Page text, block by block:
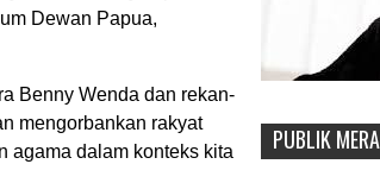
Dewan Papua,
Benny Wenda dan rekan-
mengorbankan rakyat
agama dalam konteks kita
PUBLIK